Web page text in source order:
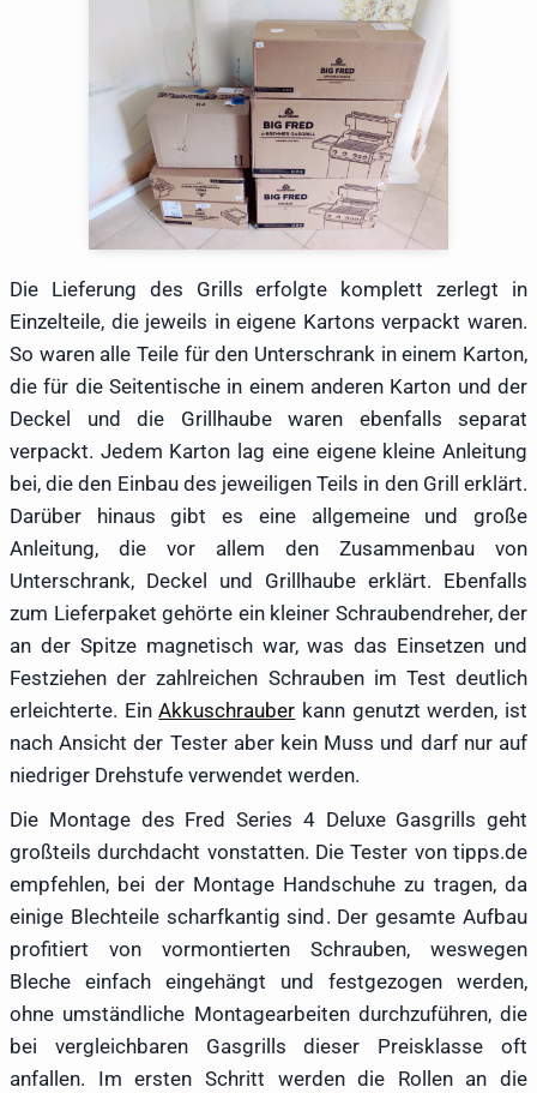
Die Lieferung des Grills erfolgte komplett zerlegt in
Einzelteile, die jeweils in eigene Kartons verpackt waren.
So waren alle Teile für den Unterschrank in einem Karton,
die für die Seitentische in einem anderen Karton und der
Deckel und die Grillhaube waren ebenfalls separat
verpackt. Jedem Karton lag eine eigene kleine Anleitung
bei, die den Einbau des jeweiligen Teils in den Grill erklärt.
Darüber hinaus gibt es eine allgemeine und große
Anleitung, die vor allem den Zusammenbau von
Unterschrank, Deckel und Grillhaube erklärt. Ebenfalls
zum Lieferpaket gehörte ein kleiner Schraubendreher, der
an der Spitze magnetisch war, was das Einsetzen und
Festziehen der zahlreichen Schrauben im Test deutlich
erleichterte. EinAkkuschrauber kann genutzt werden, ist
nach Ansicht der Tester aber kein Muss und darf nur auf
niedriger Drehstufe verwendet werden.
Die Montage des Fred Series 4 Deluxe Gasgrills geht
großteils durchdacht vonstatten. Die Tester von tipps.de
empfehlen, bei der Montage Handschuhe zu tragen, da
einige Blechteile scharfkantig sind. Der gesamte Aufbau
profitiert von vormontierten Schrauben, weswegen
Bleche einfach eingehängt und festgezogen werden,
ohne umständliche Montagearbeiten durchzuführen, die
bei vergleichbaren Gasgrills dieser Preisklasse oft
anfallen. Im ersten Schritt werden die Rollen an die